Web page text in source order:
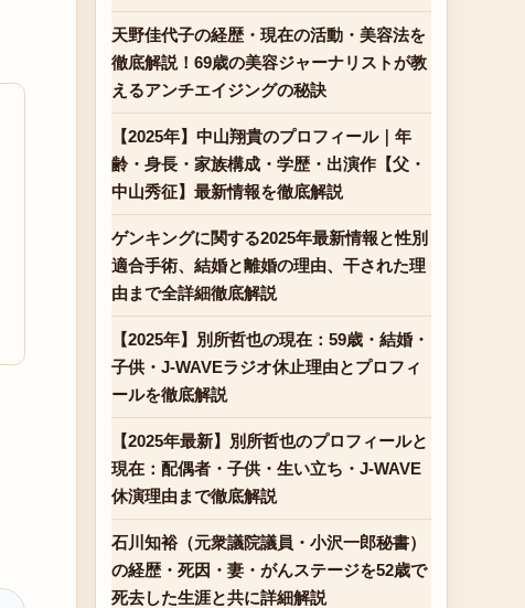
天野佳代子の経歴・現在の活動・美容法を
徹底解説！69歳の美容ジャーナリストが教
えるアンチエイジングの秘訣
【2025年】中山翔貴のプロフィール｜年
齢・身長・家族構成・学歴・出演作【父・
中山秀征】最新情報を徹底解説
ゲンキングに関する2025年最新情報と性別
適合手術、結婚と離婚の理由、干された理
由まで全詳細徹底解説
【2025年】別所哲也の現在：59歳・結婚・
子供・J-WAVEラジオ休止理由とプロフィ
ールを徹底解説
【2025年最新】別所哲也のプロフィールと
現在：配偶者・子供・生い立ち・J-WAVE
休演理由まで徹底解説
石川知裕（元衆議院議員・小沢一郎秘書）
の経歴・死因・妻・がんステージを52歳で
死去した生涯と共に詳細解説